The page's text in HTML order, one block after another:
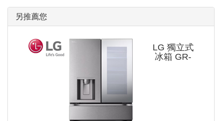
另推薦您
LG 獨立式
冰箱 GR-